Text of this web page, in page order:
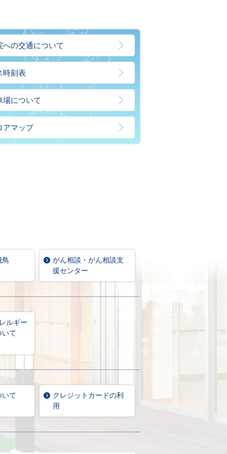
への交通について
時刻表
場について
アマップ
鳥
がん相談・がん相談支
援センター
ルギー
いて
いて
クレジットカードの利
用